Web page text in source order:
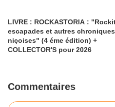
LIVRE : ROCKASTORIA : "Rockitudes,
escapades et autres chroniques
niçoises" (4 éme édition) +
COLLECTOR'S pour 2026
Commentaires